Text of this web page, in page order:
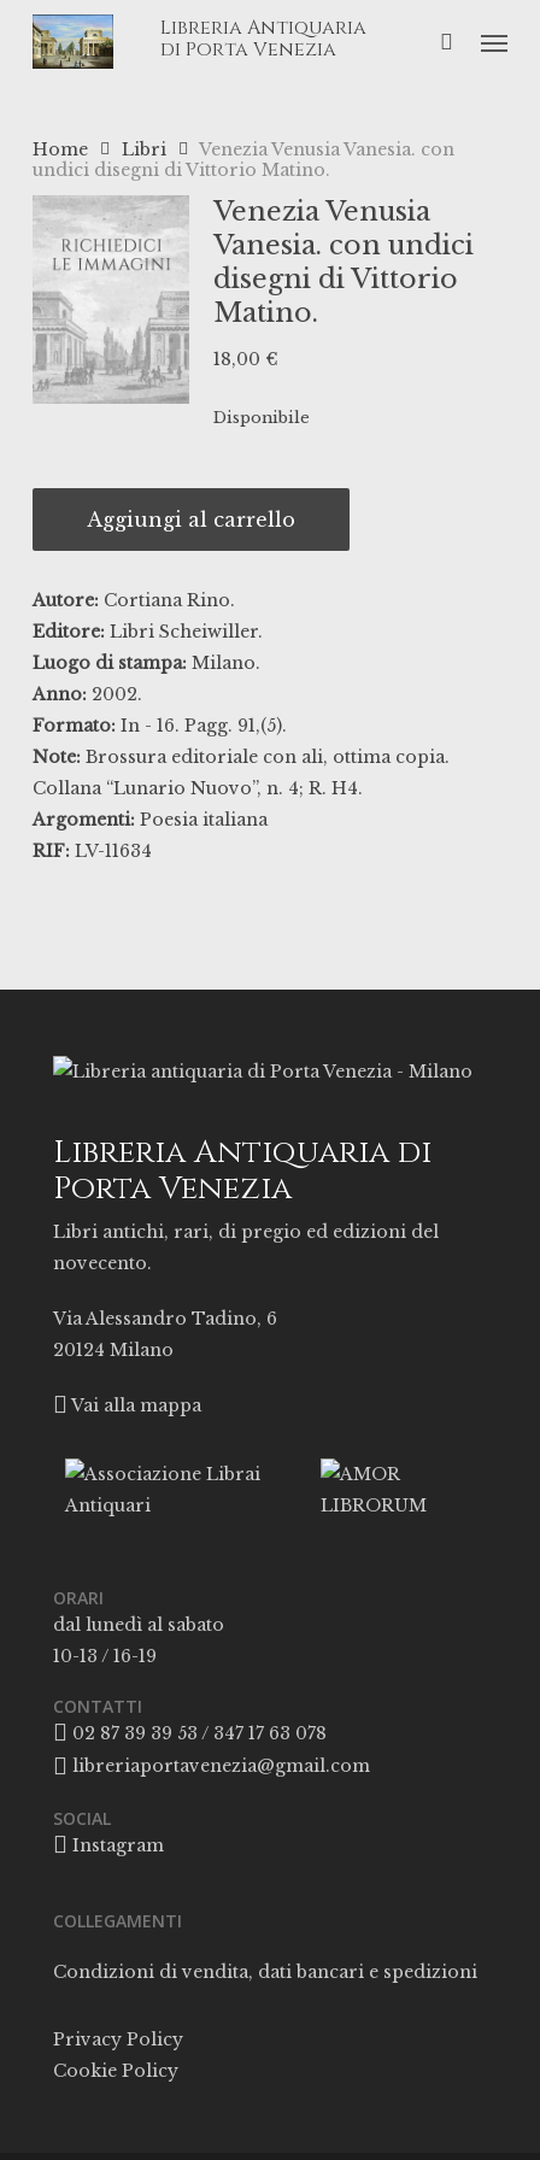
Skip
Libreria Antiquaria
di Porta Venezia
Home Libri
Venezia Venusia Vanesia. con
undici disegni di Vittorio Matino.
Venezia Venusia
Vanesia. con undici
disegni di Vittorio
Matino.
18,00 €
Disponibile
Aggiungi al carrello
Autore: Cortiana Rino.
Editore: Libri Scheiwiller.
Luogo di stampa: Milano.
Anno: 2002.
Formato: In - 16. Pagg. 91,(5).
Note: Brossura editoriale con ali, ottima copia.
Collana “Lunario Nuovo”, n. 4; R. H4.
Argomenti: Poesia italiana
RIF: LV-11634
Libreria Antiquaria di
Porta Venezia
Libri antichi, rari, di pregio ed edizioni del
novecento.
Via Alessandro Tadino, 6
20124 Milano
Vai alla mappa
ORARI
dal lunedì al sabato
10-13 / 16-19
CONTATTI
02 87 39 39 53 / 347 17 63 078
libreriaportavenezia@gmail.com
SOCIAL
Instagram
COLLEGAMENTI
Condizioni di vendita, dati bancari e spedizioni
Privacy Policy
Cookie Policy